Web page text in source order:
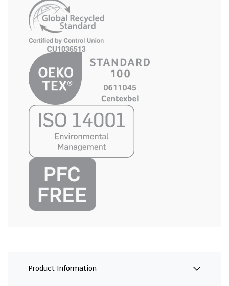
Product Information